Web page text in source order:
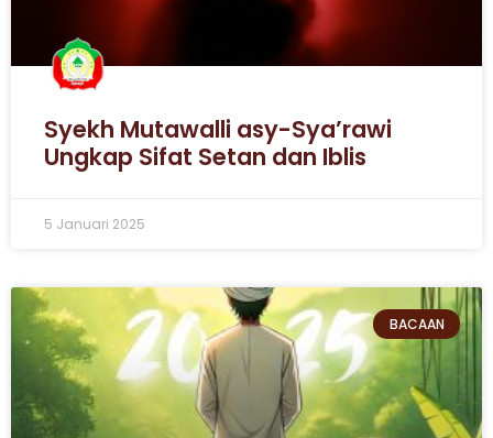
Syekh Mutawalli asy-Sya’rawi
Ungkap Sifat Setan dan Iblis
5 Januari 2025
BACAAN